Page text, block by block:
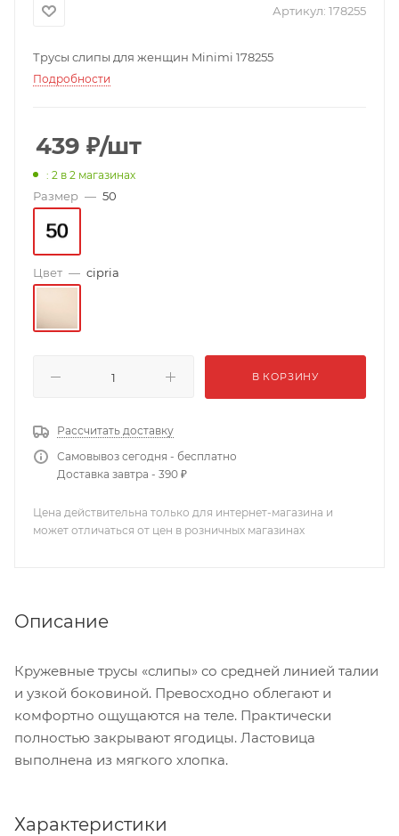
Артикул: 178255
Трусы слипы для женщин Minimi 178255
Подробности
439 ₽/шт
: 2 в 2 магазинах
Размер — 50
Цвет — cipria
В КОРЗИНУ
Рассчитать доставку
Самовывоз сегодня - бесплатно
Доставка завтра - 390 ₽
Цена действительна только для интернет-магазина и
может отличаться от цен в розничных магазинах
Описание
Кружевные трусы «слипы» со средней линией талии
и узкой боковиной. Превосходно облегают и
комфортно ощущаются на теле. Практически
полностью закрывают ягодицы. Ластовица
выполнена из мягкого хлопка.
Характеристики